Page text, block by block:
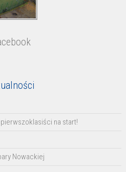
na start!
Nowackiej